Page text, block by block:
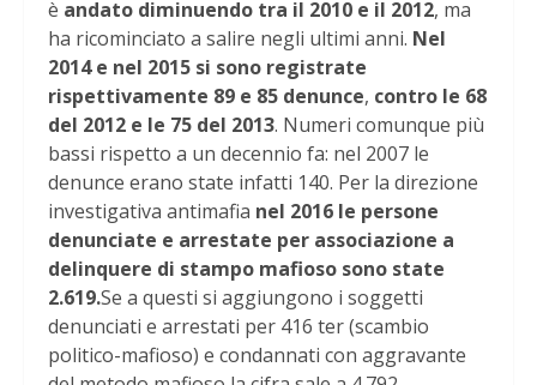
è andato diminuendo tra il 2010 e il 2012, ma
ha ricominciato a salire negli ultimi anni. Nel
2014 e nel 2015 si sono registrate
rispettivamente 89 e 85 denunce, contro le 68
del 2012 e le 75 del 2013. Numeri comunque più
bassi rispetto a un decennio fa: nel 2007 le
denunce erano state infatti 140. Per la direzione
investigativa antimafia nel 2016 le persone
denunciate e arrestate per associazione a
delinquere di stampo mafioso sono state
2.619.Se a questi si aggiungono i soggetti
denunciati e arrestati per 416 ter (scambio
politico-mafioso) e condannati con aggravante